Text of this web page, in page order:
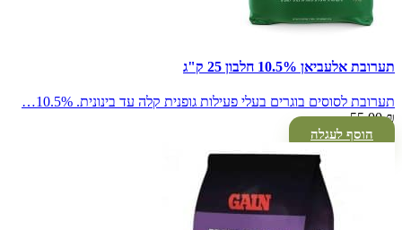
תערובת אלעביאן 10.5% חלבון 25 ק"ג
תערובת לסוסים בוגרים בעלי פעילות גופנית קלה עד בינונית. 10.5%…
55.00₪
הוסף לעגלה